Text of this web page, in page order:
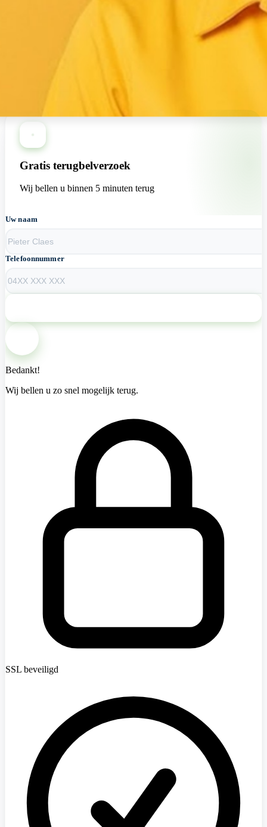
+13 loodgieters beschikbaar nu
Gratis terugbelverzoek
Wij bellen u binnen 5 minuten terug
Uw naam
Telefoonnummer
Bedankt!
Wij bellen u zo snel mogelijk terug.
SSL beveiligd